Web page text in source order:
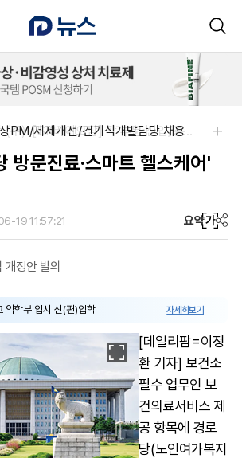
SK 바이오팜 (주)-[SK바이오팜] 각 부문 신입/경력 구성원 영입
PM/제제개선/건기식개발담당 채용
방문진료·스마트 헬스케어'
19 11:57:21 요약가
개정안 발의
약학부 입시 신(편)입학 자세히보기
[데일리팜=이정
환 기자] 보건소
필수 업무인 보
건의료서비스 제
공 항목에 경로
당(노인여가복지